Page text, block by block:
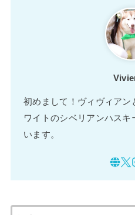
初めまして！ヴィヴィアン
ワイトのシベリアンハスキ
います。